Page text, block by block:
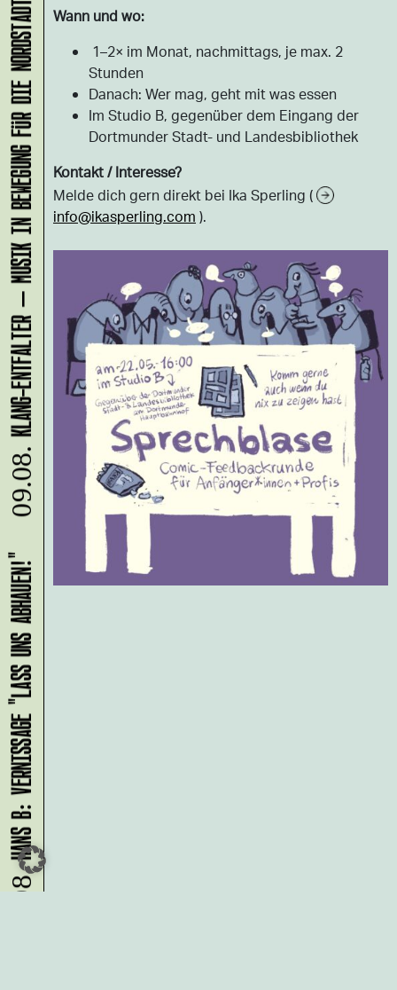
Wann und wo:
1–2× im Monat, nachmittags, je max. 2
Stunden
Danach: Wer mag, geht mit was essen
Im Studio B, gegenüber dem Eingang der
Dortmunder Stadt- und Landesbibliothek
Kontakt / Interesse?
Melde dich gern direkt bei Ika Sperling (
info@ikasperling.com ).
09.08.
HANS B: VERNISSAGE "LASS UNS ABHAUEN!"
09.08.
KLANG-ENTFALTER – MUSIK IN BEWEGUNG FÜR DIE NORDSTADT